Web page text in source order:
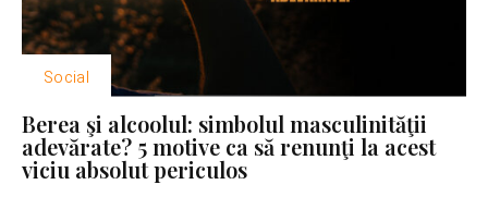
Social
Berea şi alcoolul: simbolul masculinităţii
adevărate? 5 motive ca să renunţi la acest
viciu absolut periculos